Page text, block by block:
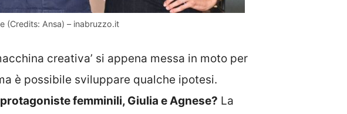
(Credits: Ansa) – inabruzzo.it
creativa’ si appena messa in moto per
è possibile sviluppare qualche ipotesi.
femminili, Giulia e Agnese? La